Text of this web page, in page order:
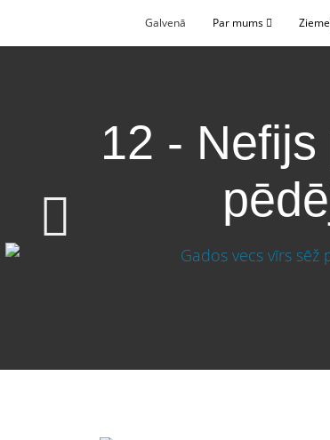
Galvenā Par mums
12 -